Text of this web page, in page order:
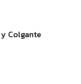
Colgante